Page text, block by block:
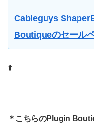
Cableguys
Boutiqueのセール
⬆️
＊こちらのPlugin